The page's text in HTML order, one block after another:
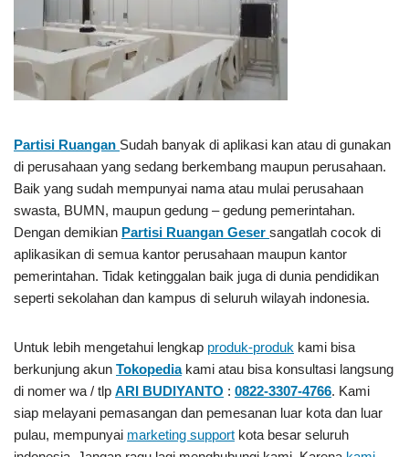
Partisi Ruangan Sudah banyak di aplikasi kan atau di gunakan
di perusahaan yang sedang berkembang maupun perusahaan.
Baik yang sudah mempunyai nama atau mulai perusahaan
swasta, BUMN, maupun gedung – gedung pemerintahan.
Dengan demikian Partisi Ruangan Geser sangatlah cocok di
aplikasikan di semua kantor perusahaan maupun kantor
pemerintahan. Tidak ketinggalan baik juga di dunia pendidikan
seperti sekolahan dan kampus di seluruh wilayah indonesia.
Untuk lebih mengetahui lengkap produk-produk kami bisa
berkunjung akun Tokopediakami atau bisa konsultasi langsung
di nomer wa / tlp ARI BUDIYANTO : 0822-3307-4766. Kami
siap melayani pemasangan dan pemesanan luar kota dan luar
pulau, mempunyai marketing support kota besar seluruh